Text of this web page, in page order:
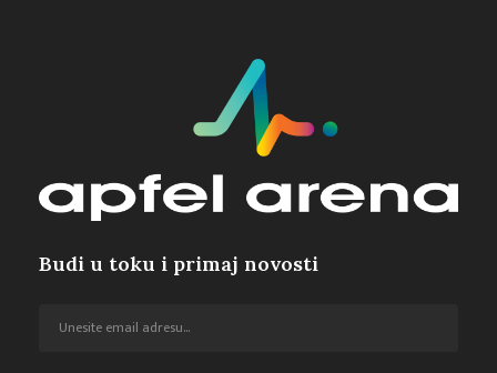
Budi u toku i primaj novosti